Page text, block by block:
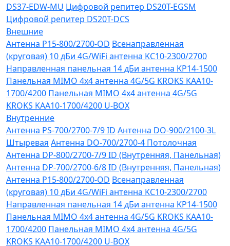
DS37-EDW-MU Цифровой репитер DS20T-EGSM
Цифровой репитер DS20T-DCS
Внешние
Антенна P15-800/2700-OD Всенаправленная
(круговая) 10 дБи 4G/WiFi антенна KC10-2300/2700
Направленная панельная 14 дБи антенна KP14-1500
Панельная MIMO 4x4 антенна 4G/5G KROKS KAA10-
1700/4200 Панельная MIMO 4x4 антенна 4G/5G
KROKS KAA10-1700/4200 U-BOX
Внутренние
Антенна PS-700/2700-7/9 ID Антенна DO-900/2100-3L
Штыревая Антенна DO-700/2700-4 Потолочная
Антенна DP-800/2700-7/9 ID (Внутренняя, Панельная)
Антенна DP-700/2700-6/8 ID (Внутренняя, Панельная)
Антенна P15-800/2700-OD Всенаправленная
(круговая) 10 дБи 4G/WiFi антенна KC10-2300/2700
Направленная панельная 14 дБи антенна KP14-1500
Панельная MIMO 4x4 антенна 4G/5G KROKS KAA10-
1700/4200 Панельная MIMO 4x4 антенна 4G/5G
KROKS KAA10-1700/4200 U-BOX